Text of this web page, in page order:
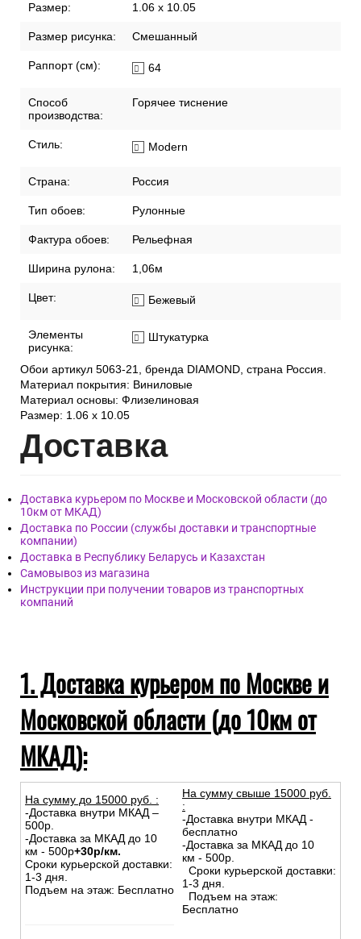
Размер: 1.06 x 10.05
Размер рисунка: Смешанный
Раппорт (см): 64
Способ
производства:
Горячее тиснение
Стиль: Modern
Страна: Россия
Тип обоев: Рулонные
Фактура обоев: Рельефная
Ширина рулона: 1,06м
Цвет: Бежевый
Элементы
рисунка:
Штукатурка
Обои артикул 5063-21, бренда DIAMOND, страна Россия.
Материал покрытия: Виниловые
Материал основы: Флизелиновая
Размер: 1.06 x 10.05
Доставка
Доставка курьером по Москве и Московской области (до
10км от МКАД)
Доставка по России (службы доставки и транспортные
компании)
Доставка в Республику Беларусь и Казахстан
Самовывоз из магазина
Инструкции при получении товаров из транспортных
компаний
1. Доставка курьером по Москве и
Московской области (до 10км от
МКАД):
На сумму до 15000 руб. :
-Доставка внутри МКАД –
500р.
-Доставка за МКАД до 10
км - 500р+30р/км.
Сроки курьерской доставки:
1-3 дня.
Подъем на этаж: Бесплатно
На сумму свыше 15000 руб.
:
-Доставка внутри МКАД -
бесплатно
-Доставка за МКАД до 10
км - 500р.
Сроки курьерской доставки:
1-3 дня.
Подъем на этаж:
Бесплатно